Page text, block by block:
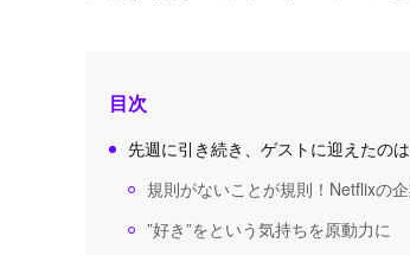
目次
先週に引き続き、ゲストに迎えたの
規則がないことが規則！Netflixの
”好き”をという気持ちを原動力に